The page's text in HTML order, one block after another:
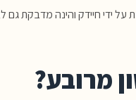
ידי חיידקוהינה מדבקת גם
מרובע?